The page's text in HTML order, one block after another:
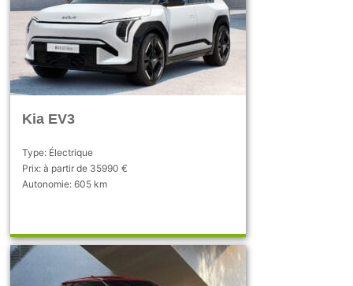
Kia EV3
Type: Électrique
Prix: à partir de 35990 €
Autonomie: 605 km